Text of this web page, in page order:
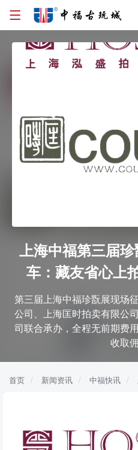
上海中福第三届
车：藏友省心上
第三届上海中福珍翫展现场
公司、上海匡时拍卖有限公
司联合承办，全程无前期费
收取佣
首页 新闻资讯 中福快讯